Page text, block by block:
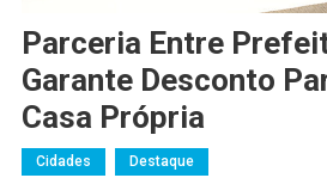
Parceria Entre
Garante Desconto
Casa Própria
Cidades Destaque